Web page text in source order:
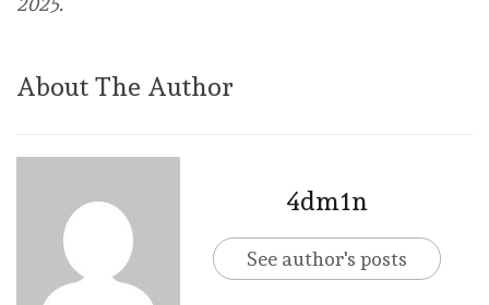
About The Author
4dm1n
See author's posts